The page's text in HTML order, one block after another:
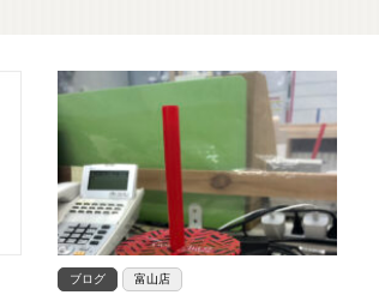
ブログ 富山店